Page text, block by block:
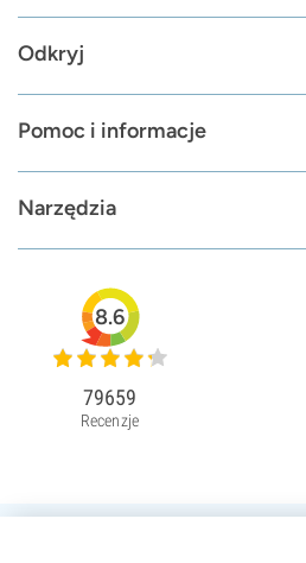
Odkryj
Pomoc i informacje
Narzędzia
8.6
79659
Recenzje